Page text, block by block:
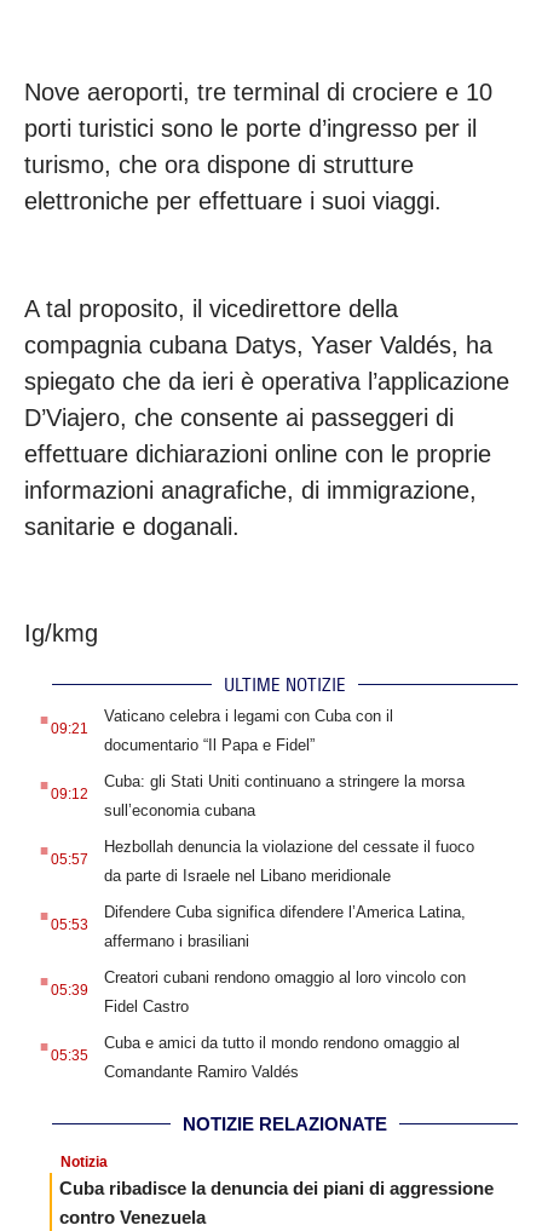
Nove aeroporti, tre terminal di crociere e 10
porti turistici sono le porte d’ingresso per il
turismo, che ora dispone di strutture
elettroniche per effettuare i suoi viaggi.
A tal proposito, il vicedirettore della
compagnia cubana Datys, Yaser Valdés, ha
spiegato che da ieri è operativa l’applicazione
D’Viajero, che consente ai passeggeri di
effettuare dichiarazioni online con le proprie
informazioni anagrafiche, di immigrazione,
sanitarie e doganali.
Ig/kmg
ULTIME NOTIZIE
.09:21
Vaticano celebra i legami con Cuba con il
documentario “Il Papa e Fidel”
.09:12
Cuba: gli Stati Uniti continuano a stringere la morsa
sull’economia cubana
.05:57
Hezbollah denuncia la violazione del cessate il fuoco
da parte di Israele nel Libano meridionale
.05:53
Difendere Cuba significa difendere l’America Latina,
affermano i brasiliani
.05:39
Creatori cubani rendono omaggio al loro vincolo con
Fidel Castro
.05:35
Cuba e amici da tutto il mondo rendono omaggio al
Comandante Ramiro Valdés
NOTIZIE RELAZIONATE
Notizia
Cuba ribadisce la denuncia dei piani di aggressione
contro Venezuela